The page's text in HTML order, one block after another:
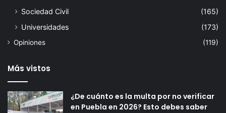
Sociedad Civil
(165)
Universidades
(173)
Opiniones (119)
Más vistos
¿De cuánto es la multa por no verificar
en Puebla en 2026? Esto debes saber